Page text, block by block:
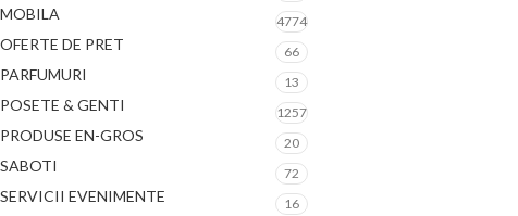
MOBILA 4774
OFERTE DE PRET 66
PARFUMURI 13
POSETE & GENTI 1257
PRODUSE EN-GROS 20
SABOTI 72
SERVICII EVENIMENTE 16